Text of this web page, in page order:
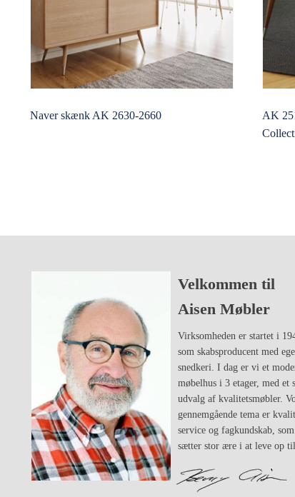
Naver skænk AK 2630-2660
AK
Velkommen til
Aisen Møbler
Virksomheden er startet i
som skabsproducent med
snedkeri. I dag er vi et
møbelhus i 3 etager, med et
udvalg af kvalitetsmøbler.
gennemgående tema er
service og fagkundskab,
sætter stor ære i at leve op